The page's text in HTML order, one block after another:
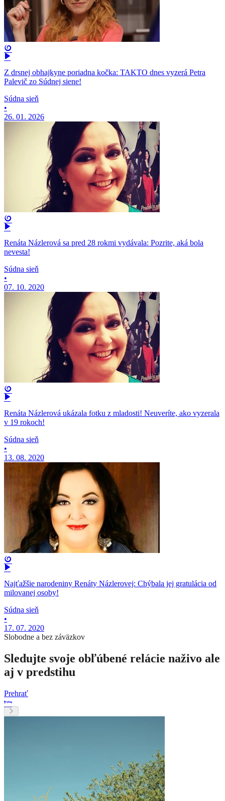
Z drsnej obhajkyne poriadna kočka: TAKTO dnes vyzerá Petra
Palevič zo Súdnej siene!
Súdna sieň
•
26. 01. 2026
Renáta Názlerová sa pred 28 rokmi vydávala: Pozrite, aká bola
nevesta!
Súdna sieň
•
07. 10. 2020
Renáta Názlerová ukázala fotku z mladosti! Neuveríte, ako vyzerala
v 19 rokoch!
Súdna sieň
•
13. 08. 2020
Najťažšie narodeniny Renáty Názlerovej: Chýbala jej gratulácia od
milovanej osoby!
Súdna sieň
•
17. 07. 2020
Slobodne a bez záväzkov
Sledujte svoje obľúbené relácie naživo ale
aj v predstihu
Prehrať